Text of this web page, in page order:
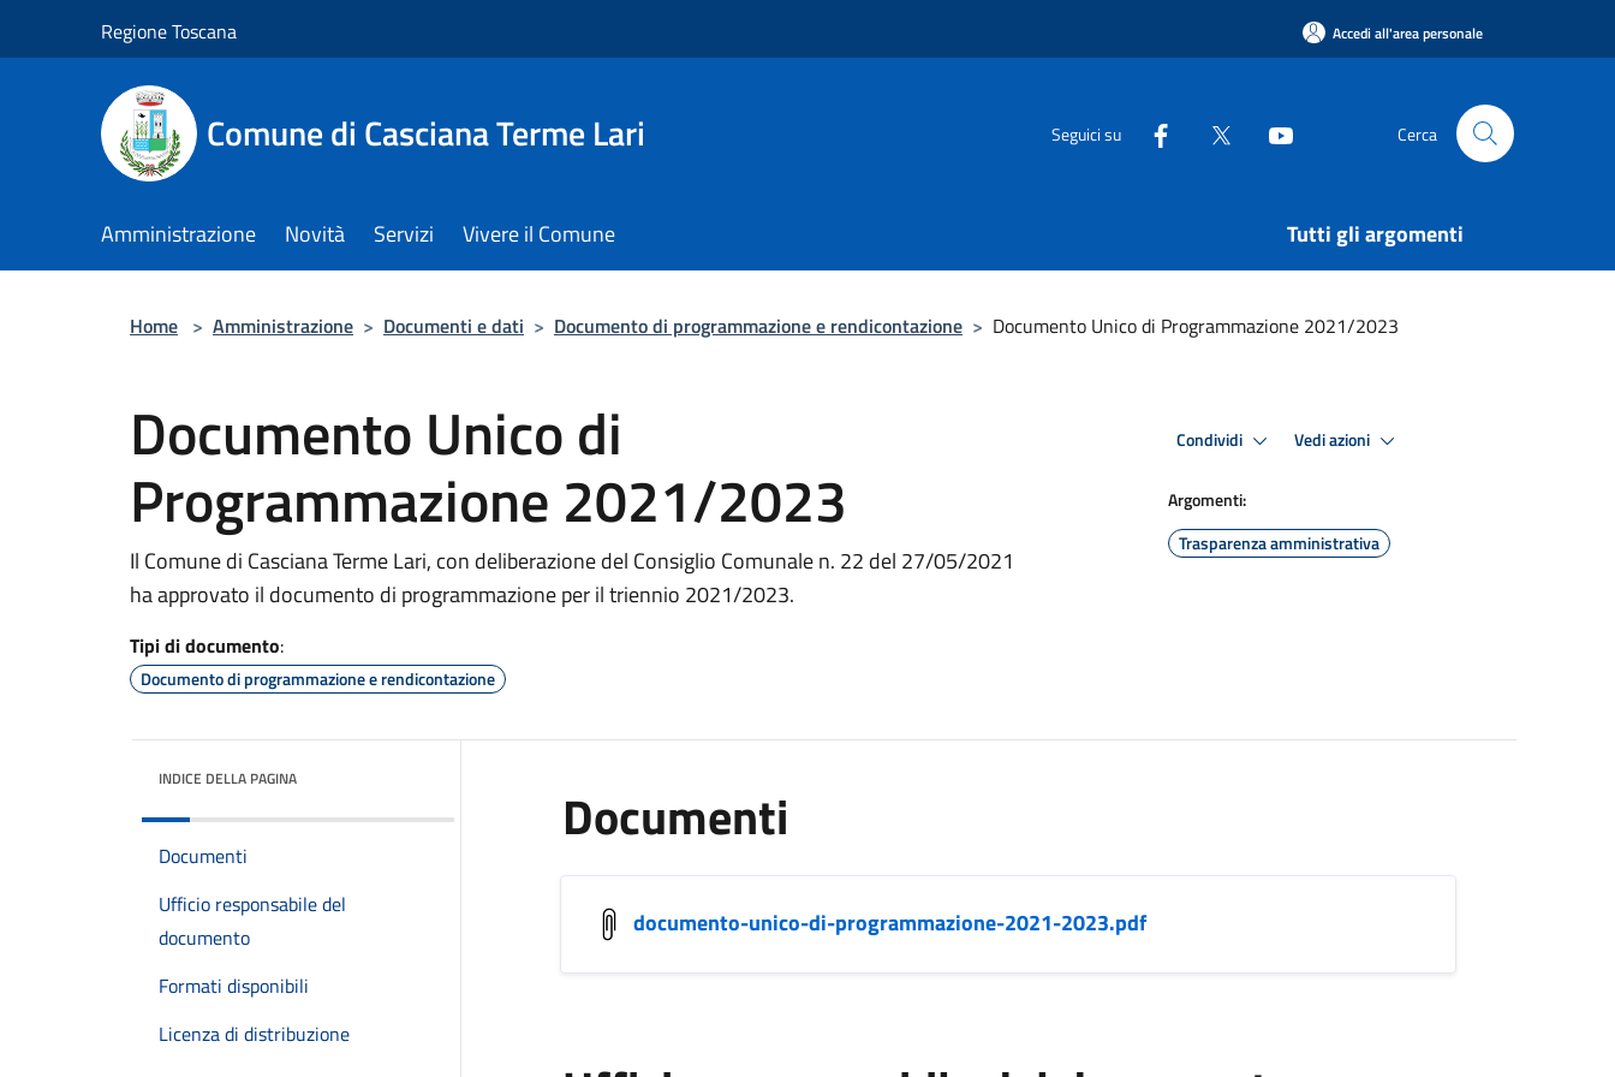
Regione Toscana Accedi all'area personale
Comune di Casciana Terme Lari Seguici su Cerca
Amministrazione Novità Servizi Vivere il Comune Tutti gli argomenti
Home > Amministrazione > Documenti e dati > Documento di programmazione e rendicontazione > Documento Unico di Programmazione 2021/2023
Documento Unico di
Programmazione 2021/2023
Il Comune di Casciana Terme Lari, con deliberazione del Consiglio Comunale n. 22 del 27/05/2021
ha approvato il documento di programmazione per il triennio 2021/2023.
Tipi di documento:
Documento di programmazione e rendicontazione
Condividi Vedi azioni
Argomenti:
Trasparenza amministrativa
INDICE DELLA PAGINA
Documenti
Ufficio responsabile del
documento
Formati disponibili
Licenza di distribuzione
Documenti
documento-unico-di-programmazione-2021-2023.pdf